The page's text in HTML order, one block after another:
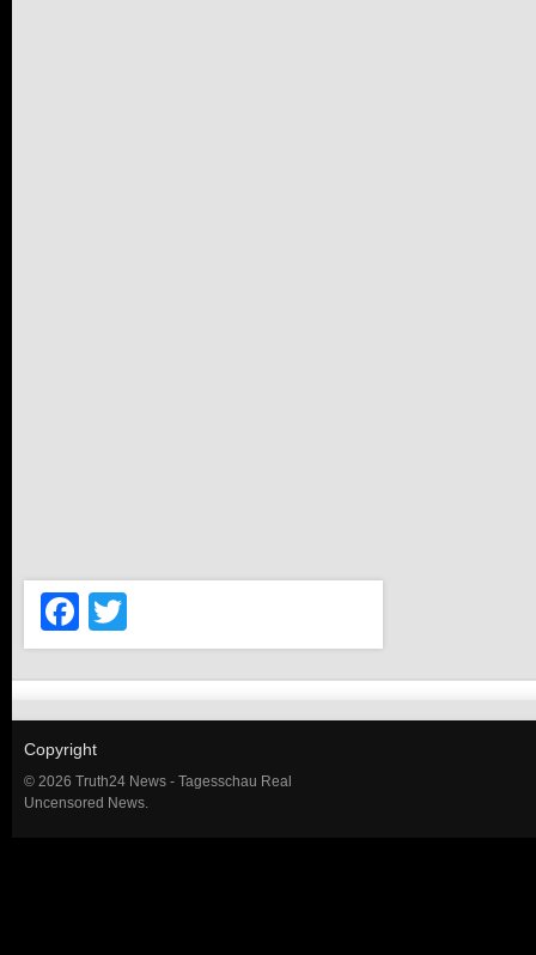
Facebook
Copyright
© 2026 Truth24 News - Tagesschau Real
Uncensored News.